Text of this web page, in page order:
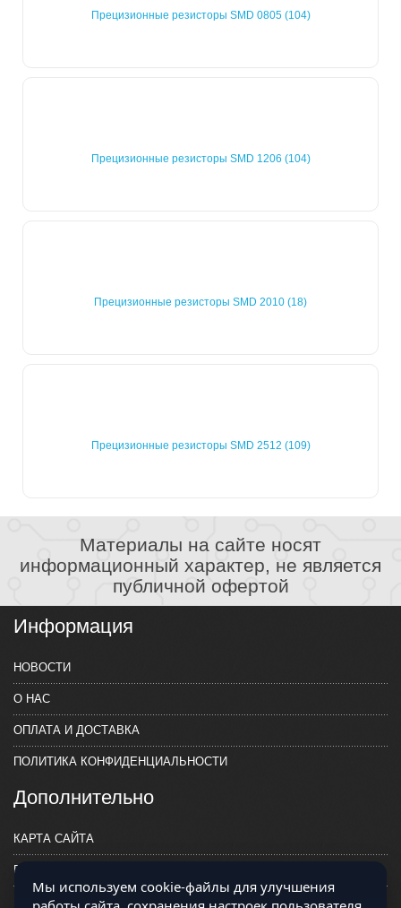
Прецизионные резисторы SMD 0805 (104)
Прецизионные резисторы SMD 1206 (104)
Прецизионные резисторы SMD 2010 (18)
Прецизионные резисторы SMD 2512 (109)
Материалы на сайте носят
информационный характер, не является
публичной офертой
Информация
НОВОСТИ
О НАС
ОПЛАТА И ДОСТАВКА
ПОЛИТИКА КОНФИДЕНЦИАЛЬНОСТИ
Дополнительно
КАРТА САЙТА
ПРОИЗВОДИТЕЛИ
КОНТАКТЫ
Мы используем cookie-файлы для улучшения